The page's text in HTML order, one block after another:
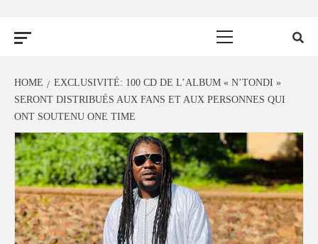
HOME
EXCLUSIVITÉ: 100 CD DE L’ALBUM « N’TONDI »
SERONT DISTRIBUÉS AUX FANS ET AUX PERSONNES QUI
ONT SOUTENU ONE TIME